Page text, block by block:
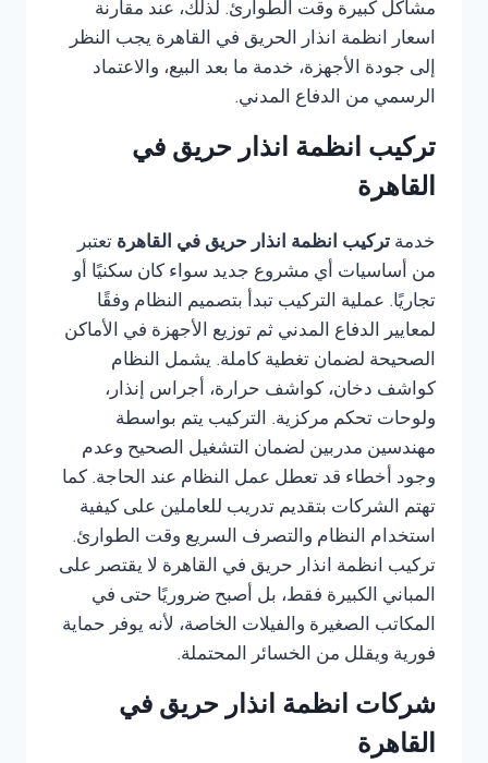
مشاكل كبيرة وقت الطوارئ. لذلك، عند مقارنة
اسعار انظمة انذار الحريق في القاهرة يجب النظر
إلى جودة الأجهزة، خدمة ما بعد البيع، والاعتماد
الرسمي من الدفاع المدني.
تركيب انظمة انذار حريق في
القاهرة
خدمة تركيب انظمة انذار حريق في القاهرة تعتبر
من أساسيات أي مشروع جديد سواء كان سكنيًا أو
تجاريًا. عملية التركيب تبدأ بتصميم النظام وفقًا
لمعايير الدفاع المدني ثم توزيع الأجهزة في الأماكن
الصحيحة لضمان تغطية كاملة. يشمل النظام
كواشف دخان، كواشف حرارة، أجراس إنذار،
ولوحات تحكم مركزية. التركيب يتم بواسطة
مهندسين مدربين لضمان التشغيل الصحيح وعدم
وجود أخطاء قد تعطل عمل النظام عند الحاجة. كما
تهتم الشركات بتقديم تدريب للعاملين على كيفية
استخدام النظام والتصرف السريع وقت الطوارئ.
تركيب انظمة انذار حريق في القاهرة لا يقتصر على
المباني الكبيرة فقط، بل أصبح ضروريًا حتى في
المكاتب الصغيرة والفيلات الخاصة، لأنه يوفر حماية
فورية ويقلل من الخسائر المحتملة.
شركات انظمة انذار حريق في
القاهرة